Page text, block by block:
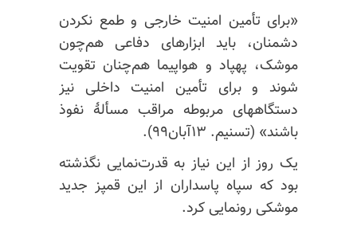
«برای تأمین امنیت خارجی و طمع نکردن
دشمنان، باید ابزارهای دفاعی هم‌چون
موشک، پهپاد و هواپیما هم‌چنان تقویت
شوند و برای تأمین امنیت داخلی نیز
دستگاههای مربوطه مراقب مسألهٔ نفوذ
باشند» (تسنیم. ۱۳آبان۹۹).
یک روز از این نیاز به قدرت‌نمایی نگذشته
بود که سپاه پاسداران از این قمپز جدید
موشکی رونمایی کرد.